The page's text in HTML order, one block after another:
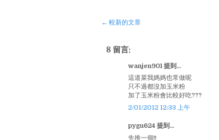
← 較新的文章
8 留言:
wanjen901 提到...
這道菜我媽媽也常做呢
只不過都沒加玉米粉
加了玉米粉會比較好吃???
2/01/2012 12:33 上午
pygu624 提到...
先推一個!!